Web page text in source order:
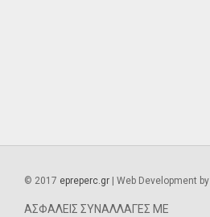
© 2017 epreperc.gr | Web Development by
ΑΣΦΑΛΕΙΣ ΣΥΝΑΛΛΑΓΕΣ ΜΕ